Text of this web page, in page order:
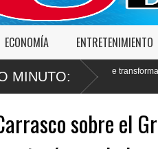
ECONOMÍA ENTRETENIMIENTO
MINUTO:
de transformar la Policía”, y
sobre el